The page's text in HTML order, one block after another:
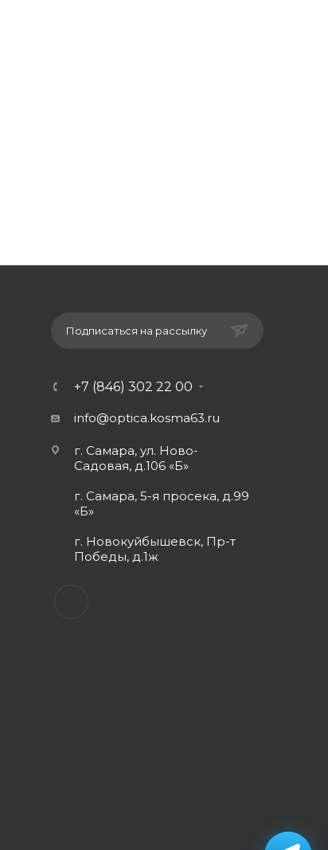
Подписаться на рассылку
+7 (846) 302 22 00
info@optica.kosma63.ru
г. Самара, ул. Ново-
Садовая, д.106 «Б»
г. Самара, 5-я просека, д.99
«Б»
г. Новокуйбышевск, Пр-т
Победы, д.1ж